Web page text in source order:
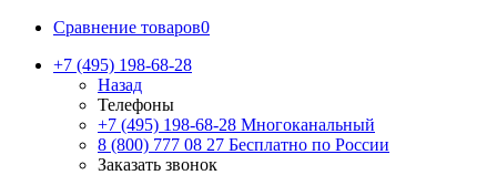
Сравнение товаров0
+7 (495) 198-68-28
Назад
Телефоны
+7 (495) 198-68-28 Многоканальный
8 (800) 777 08 27 Бесплатно по России
Заказать звонок